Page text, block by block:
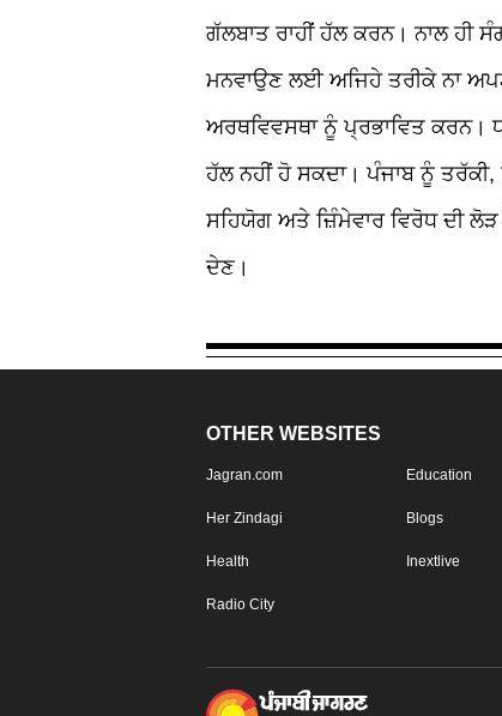
ਗੱਲਬਾਤ ਰਾਹੀਂ ਹੱਲ ਕਰਨ। ਨਾਲ ਹੀ
ਮਨਵਾਉਣ ਲਈ ਅਜਿਹੇ ਤਰੀਕੇ ਨਾ
ਅਰਥਵਿਵਸਥਾ ਨੂੰ ਪ੍ਰਭਾਵਿਤ ਕਰਨ।
ਹੱਲ ਨਹੀਂ ਹੋ ਸਕਦਾ। ਪੰਜਾਬ ਨੂੰ ਤਰੱਕੀ,
ਸਹਿਯੋਗ ਅਤੇ ਜ਼ਿੰਮੇਵਾਰ ਵਿਰੋਧ ਦੀ
ਦੇਣ।
OTHER WEBSITES
Jagran.com Education
Her Zindagi Blogs
Health Inextlive
Radio City